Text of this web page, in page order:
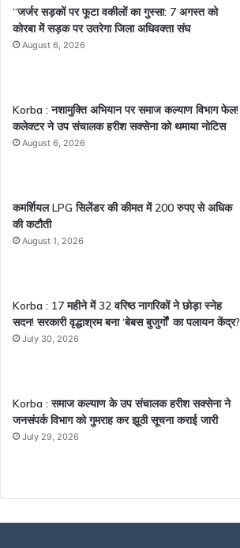
“जर्जर सड़कों पर फूटा वकीलों का गुस्सा: 7 अगस्त को
कोरबा में सड़क पर उतरेगा जिला अधिवक्ता संघ
August 6, 2026
Korba : नशामुक्ति अभियान पर समाज कल्याण विभाग फेल!
कलेक्टर ने उप संचालक हरीश सक्सेना को थमाया नोटिस
August 6, 2026
कमर्शियल LPG सिलेंडर की कीमत में 200 रुपए से अधिक
की कटौती
August 1, 2026
Korba : 17 महीने में 32 वरिष्ठ नागरिकों ने छोड़ा स्नेह
सदन! सरकारी वृद्धाश्रम बना ‘बेबस बुजुर्गों’ का पलायन केंद्र?
July 30, 2026
Korba : समाज कल्याण के उप संचालक हरीश सक्सेना ने
जनसंपर्क विभाग को गुमराह कर झूठी सूचना कराई जारी
July 29, 2026